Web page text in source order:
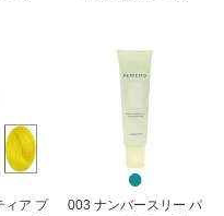
ィア プ
003 ナンバースリー パ